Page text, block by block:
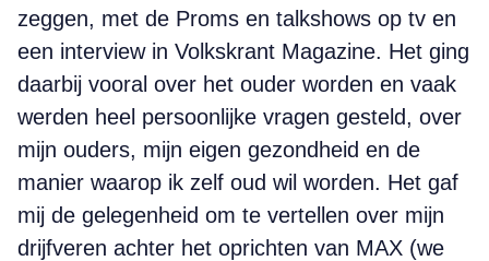
zeggen, met de Proms en talkshows op tv en
een interview in Volkskrant Magazine. Het ging
daarbij vooral over het ouder worden en vaak
werden heel persoonlijke vragen gesteld, over
mijn ouders, mijn eigen gezondheid en de
manier waarop ik zelf oud wil worden. Het gaf
mij de gelegenheid om te vertellen over mijn
drijfveren achter het oprichten van MAX (we